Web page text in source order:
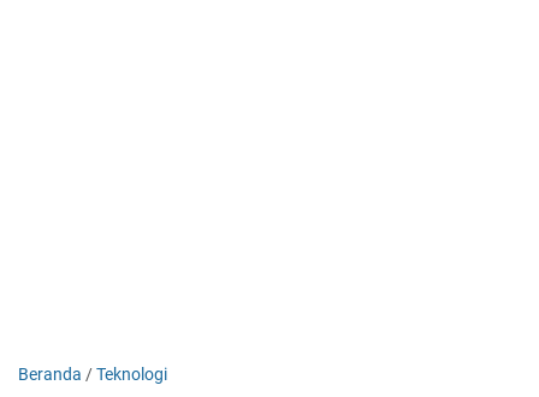
Beranda /Teknologi